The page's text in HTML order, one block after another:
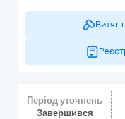
Витяг
Період уточнень
Завершився